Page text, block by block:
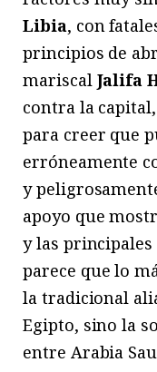
Libia, con
principios de
mariscal Jalifa
contra la
para creer que
erróneamente
y
apoyo que
y las principales
parece que lo
la tradicional
Egipto, sino la
entre Arabia